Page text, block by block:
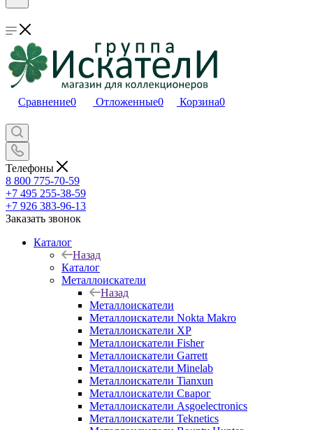
Сравнение0 Отложенные0 Корзина0
Телефоны
8 800 775-70-59
+7 495 255-38-59
+7 926 383-96-13
Заказать звонок
Каталог
Назад
Каталог
Металлоискатели
Назад
Металлоискатели
Металлоискатели Nokta Makro
Металлоискатели XP
Металлоискатели Fisher
Металлоискатели Garrett
Металлоискатели Minelab
Металлоискатели Tianxun
Металлоискатели Сварог
Металлоискатели Asgoelectronics
Металлоискатели Teknetics